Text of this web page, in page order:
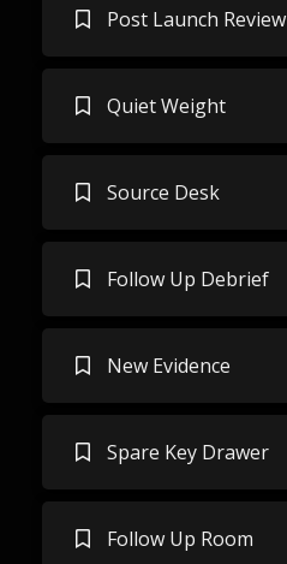
Post Launch Review
Quiet Weight
Source Desk
Follow Up Debrief
New Evidence
Spare Key Drawer
Follow Up Room